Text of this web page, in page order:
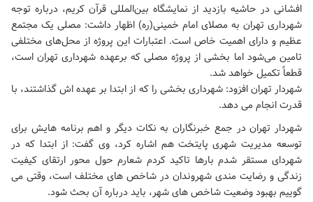
افشانی در حاشیه بازدید از نمایشگاه بین‌المللی قرآن کریم، درباره توجه
شهرداری تهران به مصلای امام خمینی(ره) اظهار داشت: مصلی یک مجتمع
عظیم و دارای اهمیت خاص است. اعتبارات این پروژه از محل‌های مختلفی
تامین می‌شود اما بخشی از پروژه مصلی که برعهده شهرداری تهران است،
قطعاً تکمیل خواهد شد.
شهردار تهران افزود: شهرداری بخشی را که از ابتدا بر عهده اش گذاشتند، با
قدرت انجام می دهد.
شهردار تهران در جمع خبرنگاران به نکات دیگر و اهم برنامه هایش برای
توسعه مدیریت شهری پایتخت هم اشاره کرد، وی گفت: از ابتدا که در
شهردای مستقر شدم بارها تاکید کردم شعارم حول محور ارتقای کیفیت
زندگی و رضایت مندی شهروندان در شاخص های مختلف است، وقتی می
گوییم بهبود وضعیت شاخص های شهر، باید درباره آن بحث شود.